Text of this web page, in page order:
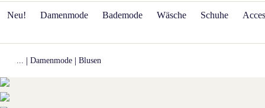
Neu! Damenmode Bademode Wäsche Schuhe
| Damenmode | Blusen
Zum Vergrößern auf das Bild klicken